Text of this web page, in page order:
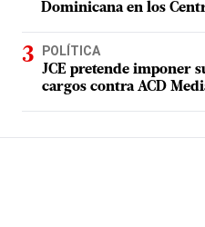
Dominicana en los
POLÍTICA
JCE pretende imponer
cargos contra ACD